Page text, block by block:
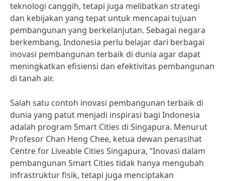
teknologi canggih, tetapi juga melibatkan strategi
dan kebijakan yang tepat untuk mencapai tujuan
pembangunan yang berkelanjutan. Sebagai negara
berkembang, Indonesia perlu belajar dari berbagai
inovasi pembangunan terbaik di dunia agar dapat
meningkatkan efisiensi dan efektivitas pembangunan
di tanah air.
Salah satu contoh inovasi pembangunan terbaik di
dunia yang patut menjadi inspirasi bagi Indonesia
adalah program Smart Cities di Singapura. Menurut
Profesor Chan Heng Chee, ketua dewan penasihat
Centre for Liveable Cities Singapura, “Inovasi dalam
pembangunan Smart Cities tidak hanya mengubah
infrastruktur fisik, tetapi juga menciptakan